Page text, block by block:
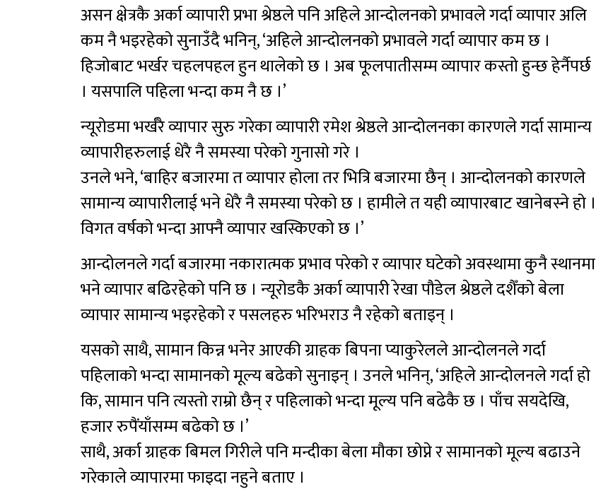
असन क्षेत्रकै अर्का व्यापारी प्रभा श्रेष्ठले पनि अहिले आन्दोलनको प्रभावले गर्दा व्यापार अलि
कम नै भइरहेको सुनाउँदै भनिन्, ‘अहिले आन्दोलनको प्रभावले गर्दा व्यापार कम छ ।
हिजोबाट भर्खर चहलपहल हुन थालेको छ । अब फूलपातीसम्म व्यापार कस्तो हुन्छ हेर्नैपर्छ
। यसपालि पहिला भन्दा कम नै छ ।’
न्यूरोडमा भर्खरै व्यापार सुरु गरेका व्यापारी रमेश श्रेष्ठले आन्दोलनका कारणले गर्दा सामान्य
व्यापारीहरुलाई धेरै नै समस्या परेको गुनासो गरे ।
उनले भने, ‘बाहिर बजारमा त व्यापार होला तर भित्रि बजारमा छैन् । आन्दोलनको कारणले
सामान्य व्यापारीलाई भने धेरै नै समस्या परेको छ । हामीले त यही व्यापारबाट खानेबस्ने हो ।
विगत वर्षको भन्दा आफ्नै व्यापार खस्किएको छ ।’
आन्दोलनले गर्दा बजारमा नकारात्मक प्रभाव परेको र व्यापार घटेको अवस्थामा कुनै स्थानमा
भने व्यापार बढिरहेको पनि छ । न्यूरोडकै अर्का व्यापारी रेखा पौडेल श्रेष्ठले दशैँको बेला
व्यापार सामान्य भइरहेको र पसलहरु भरिभराउ नै रहेको बताइन् ।
यसको साथै, सामान किन्न भनेर आएकी ग्राहक बिपना प्याकुरेलले आन्दोलनले गर्दा
पहिलाको भन्दा सामानको मूल्य बढेको सुनाइन् । उनले भनिन्, ‘अहिले आन्दोलनले गर्दा हो
कि, सामान पनि त्यस्तो राम्रो छैन् र पहिलाको भन्दा मूल्य पनि बढेकै छ । पाँच सयदेखि,
हजार रुपैंयाँसम्म बढेको छ ।’
साथै, अर्का ग्राहक बिमल गिरीले पनि मन्दीका बेला मौका छोप्ने र सामानको मूल्य बढाउने
गरेकाले व्यापारमा फाइदा नहुने बताए ।